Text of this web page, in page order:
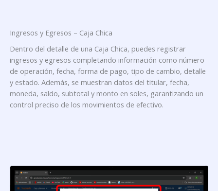
Ingresos y Egresos – Caja Chica
Dentro del detalle de una Caja Chica, puedes registrar
ingresos y egresos completando información como número
de operación, fecha, forma de pago, tipo de cambio, detalle
y estado. Además, se muestran datos del titular, fecha,
moneda, saldo, subtotal y monto en soles, garantizando un
control preciso de los movimientos de efectivo.